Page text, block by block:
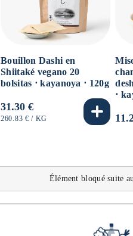
Bouillon Dashi en
Shiitaké vegano 20
bolsitas ⋅ kayanoya ⋅ 120g
Precio
habitual
31.30 €
PRECIO
260.83 € / POR
KG
⋅
Élément bloqué suite